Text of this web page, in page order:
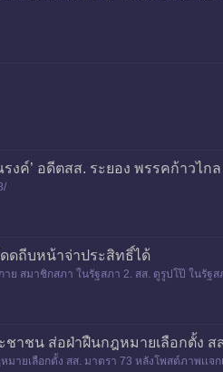
ค์’ อดีตสส. ระยอง พรรคก้าวไกล
ดถีบหน้าจ่าประสิทธิ์ได้
สมาชิกสภา ในรัฐสภา 2. สส. ดูรูปโป๊ ในรัฐส
าชน ส่อฝ่าฝืนกฎหมายเลือกตั้ง ส
ายเลือกตั้ง สส. มาตรา 73 หลังโพสต์ภาพเเ